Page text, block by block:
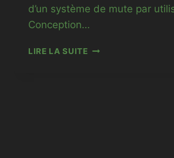
d’un système de mute par
Conception…
LIRE LA SUITE17-